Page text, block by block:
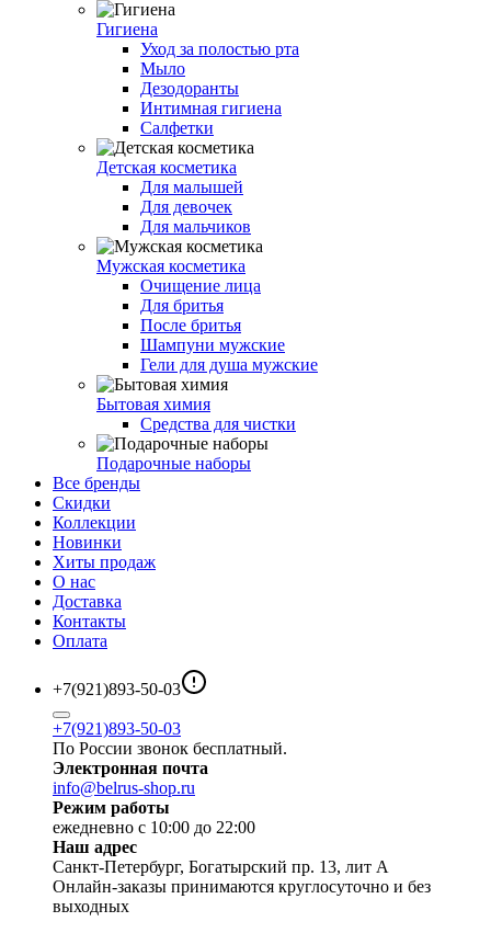
Гигиена
Уход за полостью рта
Мыло
Дезодоранты
Интимная гигиена
Салфетки
Детская косметика
Для малышей
Для девочек
Для мальчиков
Мужская косметика
Очищение лица
Для бритья
После бритья
Шампуни мужские
Гели для душа мужские
Бытовая химия
Средства для чистки
Подарочные наборы
Все бренды
Скидки
Коллекции
Новинки
Хиты продаж
О нас
Доставка
Контакты
Оплата
+7(921)893-50-03
+7(921)893-50-03
По России звонок бесплатный.
Электронная почта
info@belrus-shop.ru
Режим работы
ежедневно с 10:00 до 22:00
Наш адрес
Санкт-Петербург, Богатырский пр. 13, лит А
Онлайн-заказы принимаются круглосуточно и без
выходных